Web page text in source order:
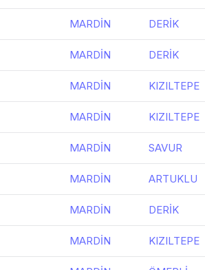
MARDİN DERİK
MARDİN DERİK
MARDİN KIZILTEPE
MARDİN KIZILTEPE
MARDİN SAVUR
MARDİN ARTUKLU
MARDİN DERİK
MARDİN KIZILTEPE